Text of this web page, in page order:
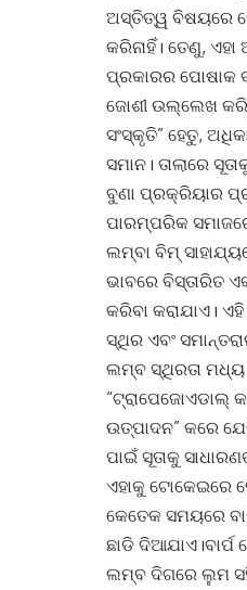
ଅସ୍ତିତ୍ୱ ବିଷୟରେ
କରିନାହିଁ। ତେଣୁ,
ପ୍ରକାରର ପୋଷାକ
ଜୋଶୀ ଉଲ୍ଲେଖ
ସଂସ୍କୃତି” ହେତୁ,
ସମାନ। ତାଲାରେ
ବୁଣା ପ୍ରକ୍ରିୟାର
ପାରମ୍ପରିକ
ଲମ୍ବା ବିମ୍
ଭାବରେ ବିସ୍ତାରିତ
କରିବା କରାଯାଏ।
ସ୍ଥିର ଏବଂ
ଲମ୍ବ ସ୍ଥିରତା
“ଟ୍ରାପେଜୋଏଡାଲ୍
ଉତ୍ପାଦନ” କରେ
ପାଇଁ ସୂତାକୁ
ଏହାକୁ ଟୋକେଇରେ
କେତେକ ସମୟରେ
ଛାଡି
ଲମ୍ବ ଦିଗରେ ଲୁମ